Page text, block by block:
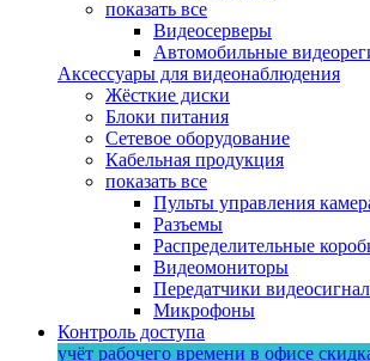
показать все
Видеосерверы
Автомобильные
Аксессуары для видеонаблюдения
Жёсткие диски
Блоки питания
Сетевое оборудование
Кабельная продукция
показать все
Пульты управления
Разъемы
Распределительные
Видеомониторы
Передатчики
Микрофоны
Контроль доступа
учёт рабочего времени в офисе